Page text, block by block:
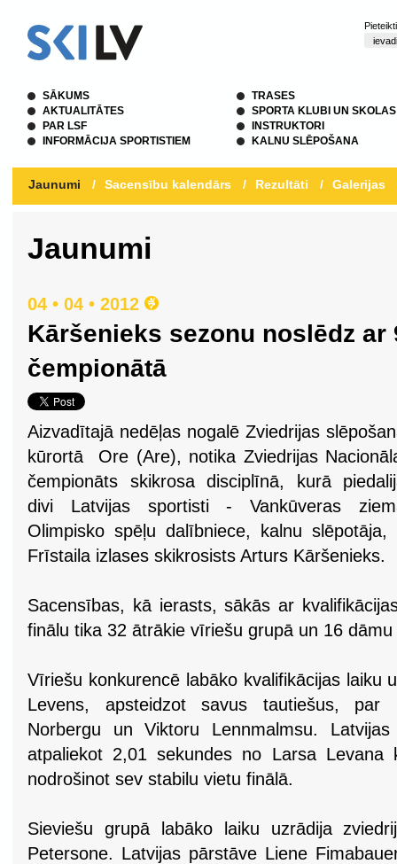
SĀKUMS
AKTUALITĀTES
PAR LSF
INFORMĀCIJA SPORTISTIEM
TRASES
SPORTA KLUBI UN SKOLAS
INSTRUKTORI
KALNU SLĒPOŠANA
Jaunumi / Sacensību kalendārs / Rezultāti / Galerijas
Jaunumi
04 • 04 • 2012
Kāršenieks sezonu noslēdz
čempionātā
Aizvadītajā nedēļas nogalē Zviedrijas
kūrortā Ore (Are), notika Zviedrijas
čempionāts skikrosa disciplīnā, kurā
divi Latvijas sportisti - Vankūveras
Olimpisko spēļu dalībniece, kalnu
Frīstaila izlases skikrosists Arturs Kāršenieks.
Sacensības, kā ierasts, sākās ar
finālu tika 32 ātrākie vīriešu grupā un 16
Vīriešu konkurencē labāko kvalifikācijas laiku
Levens, apsteidzot savus tautiešus, par
Norbergu un Viktoru Lennmalmsu.
atpaliekot 2,01 sekundes no Larsa Levana
nodrošinot sev stabilu vietu finālā.
Sieviešu grupā labāko laiku uzrādija
Petersone. Latvijas pārstāve Liene